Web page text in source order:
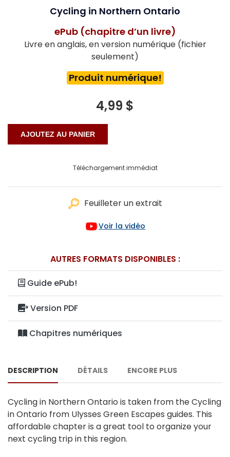
Cycling in Northern Ontario
ePub (chapitre d’un livre)
Livre en anglais, en version numérique (fichier
seulement)
Produit numérique!
4,99 $
Téléchargement immédiat
Feuilleter un extrait
Voir la vidéo
AUTRES FORMATS DISPONIBLES :
Guide ePub!
Version PDF
Chapitres numériques
DESCRIPTION DÉTAILS ENCORE PLUS
Cycling in Northern Ontario is taken from the Cycling
in Ontario from Ulysses Green Escapes guides. This
affordable chapter is a great tool to organize your
next cycling trip in this region.